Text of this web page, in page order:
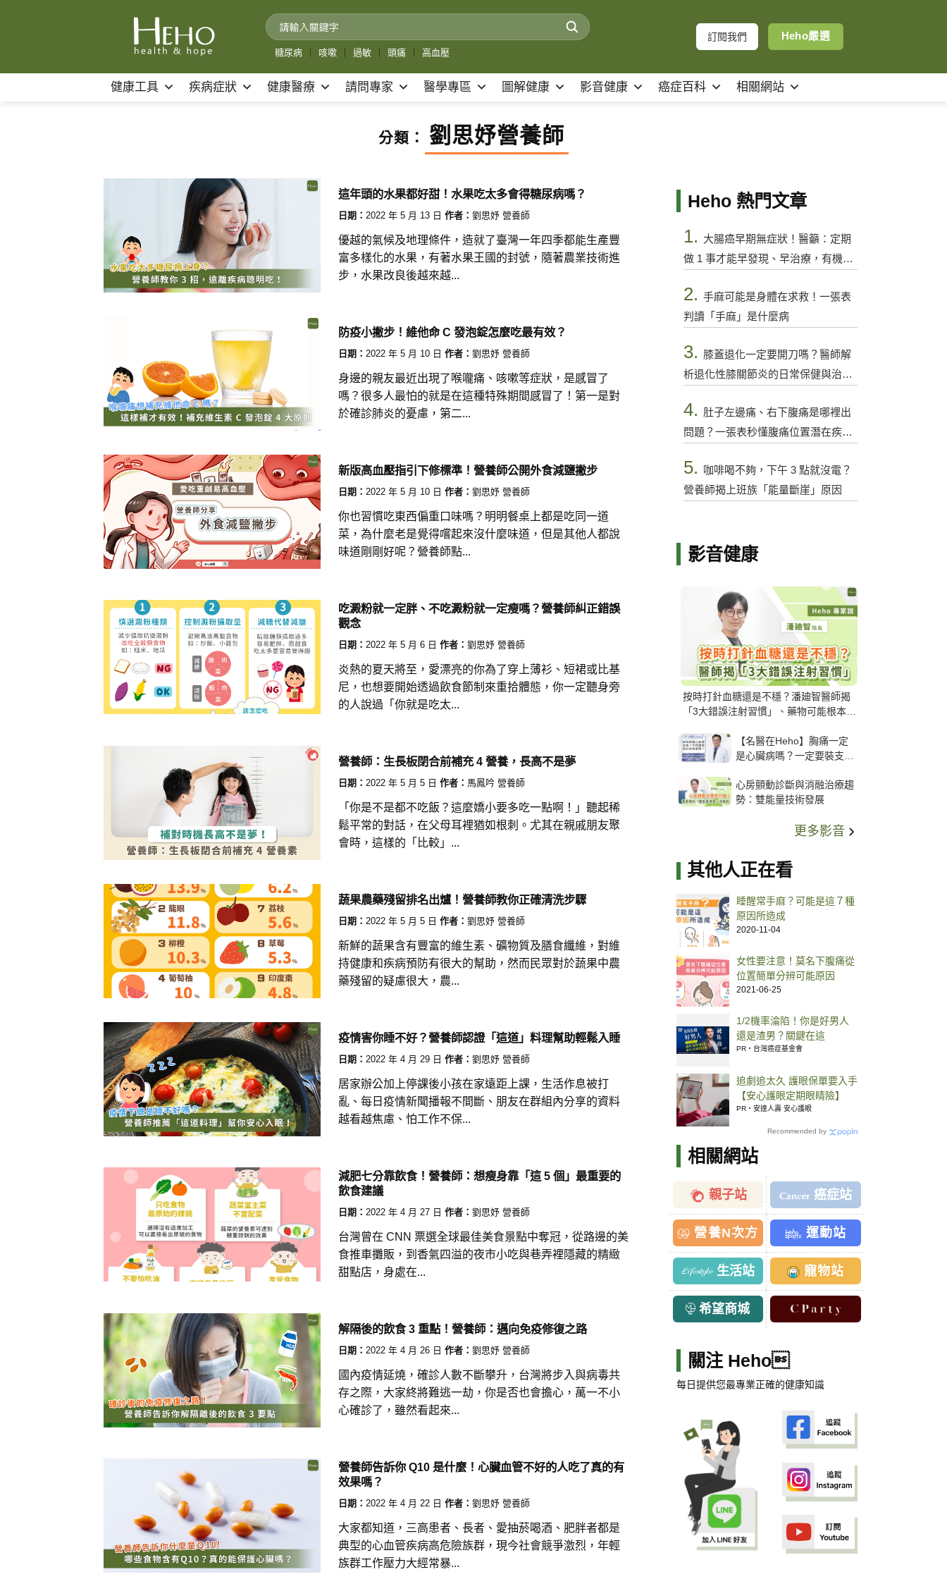
糖尿病 咳嗽 過敏 頭痛 高血壓
訂閱我們 Heho嚴選
健康工具 疾病症狀 健康醫療 請問專家 醫學專區 圖解健康 影音健康 癌症百科 相關網站
分類： 劉思妤營養師
這年頭的水果都好甜！水果吃太多會得糖尿病嗎？
日期： 2022 年 5 月 13 日 作者： 劉思妤 營養師
優越的氣候及地理條件，造就了臺灣一年四季都能生產豐
富多樣化的水果，有著水果王國的封號，隨著農業技術進
步，水果改良後越來越...
防疫小撇步！維他命 C 發泡錠怎麼吃最有效？
日期： 2022 年 5 月 10 日 作者： 劉思妤 營養師
身邊的親友最近出現了喉嚨痛、咳嗽等症狀，是感冒了
嗎？很多人最怕的就是在這種特殊期間感冒了！第一是對
於確診肺炎的憂慮，第二...
新版高血壓指引下修標準！營養師公開外食減鹽撇步
日期： 2022 年 5 月 10 日 作者： 劉思妤 營養師
你也習慣吃東西偏重口味嗎？明明餐桌上都是吃同一道
菜，為什麼老是覺得嚐起來沒什麼味道，但是其他人都說
味道剛剛好呢？營養師點...
吃澱粉就一定胖、不吃澱粉就一定瘦嗎？營養師糾正錯誤
觀念
日期： 2022 年 5 月 6 日 作者： 劉思妤 營養師
炎熱的夏天將至，愛漂亮的你為了穿上薄衫、短裙或比基
尼，也想要開始透過飲食節制來重拾體態，你一定聽身旁
的人說過「你就是吃太...
營養師：生長板閉合前補充 4 營養，長高不是夢
日期： 2022 年 5 月 5 日 作者： 馬鳳吟 營養師
「你是不是都不吃飯？這麼嬌小要多吃一點啊！」聽起稀
鬆平常的對話，在父母耳裡猶如根刺。尤其在親戚朋友聚
會時，這樣的「比較」...
蔬果農藥殘留排名出爐！營養師教你正確清洗步驟
日期： 2022 年 5 月 5 日 作者： 劉思妤 營養師
新鮮的蔬果含有豐富的維生素、礦物質及膳食纖維，對維
持健康和疾病預防有很大的幫助，然而民眾對於蔬果中農
藥殘留的疑慮很大，農...
疫情害你睡不好？營養師認證「這道」料理幫助輕鬆入睡
日期： 2022 年 4 月 29 日 作者： 劉思妤 營養師
居家辦公加上停課後小孩在家遠距上課，生活作息被打
亂、每日疫情新聞播報不間斷、朋友在群組內分享的資料
越看越焦慮、怕工作不保...
減肥七分靠飲食！營養師：想瘦身靠「這 5 個」最重要的
飲食建議
日期： 2022 年 4 月 27 日 作者： 劉思妤 營養師
台灣曾在 CNN 票選全球最佳美食景點中奪冠，從路邊的美
食推車攤販，到香氣四溢的夜市小吃與巷弄裡隱藏的精緻
甜點店，身處在...
解隔後的飲食 3 重點！營養師：邁向免疫修復之路
日期： 2022 年 4 月 26 日 作者： 劉思妤 營養師
國內疫情延燒，確診人數不斷攀升，台灣將步入與病毒共
存之際，大家終將難逃一劫，你是否也會擔心，萬一不小
心確診了，雖然看起來...
營養師告訴你 Q10 是什麼！心臟血管不好的人吃了真的有
效果嗎？
日期： 2022 年 4 月 22 日 作者： 劉思妤 營養師
大家都知道，三高患者、長者、愛抽菸喝酒、肥胖者都是
典型的心血管疾病高危險族群，現今社會競爭激烈，年輕
族群工作壓力大經常暴...
Heho 熱門文章
1. 大腸癌早期無症狀！醫籲：定期
做 1 事才能早發現、早治療，有機會
2. 手麻可能是身體在求救！一張表
判讀「手麻」是什麼病
3. 膝蓋退化一定要開刀嗎？醫師解
析退化性膝關節炎的日常保健與治療
4. 肚子左邊痛、右下腹痛是哪裡出
問題？一張表秒懂腹痛位置潛在疾病
5.
咖啡喝不夠，下午 3 點就沒電？
營養師揭上班族「能量斷崖」原因
影音健康
按時打針血糖還是不穩？潘廸智醫師揭
「3大錯誤注射習慣」、藥物可能根本沒
【名醫在Heho】胸痛一定
是心臟病嗎？一定要裝支
解析支架種類、風險與選擇
關鍵
心房顫動診斷與消融治療趨
勢：雙能量技術發展
更多影音
其他人正在看
睡醒常手麻？可能是這７種
原因所造成
2020-11-04
女性要注意！莫名下腹痛從
位置簡單分辨可能原因
2021-06-25
1/2機率淪陷！你是好男人
還是渣男？關鍵在這
PR・台灣癌症基金會
追劇追太久 護眼保單要入手
【安心護眼定期眼睛險】
PR・安達人壽 安心護眼
Recommended by
相關網站
親子站 癌症站
營養N次方 運動站
生活站 寵物站
希望商城
關注 Heho
每日提供您最專業正確的健康知識